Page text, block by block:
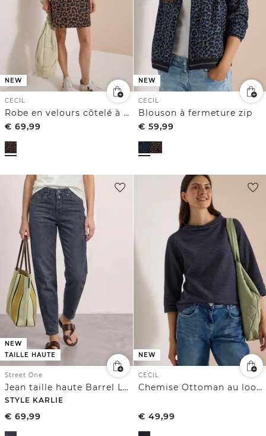
NEW
CECIL
Robe en velours côtelé à motif léopard, longueur genoux
€ 69,99
NEW
CECIL
Blouson à fermeture zip
€ 59,99
NEW
TAILLE HAUTE
Street One
Jean taille haute Barrel Leg, coupe ample
STYLE KARLIE
€ 69,99
NEW
CECIL
Chemise Ottoman au look bicolore
€ 49,99